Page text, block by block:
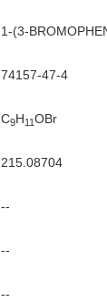
1-(3-
74157-47-4
C9H11OBr
215.08704
--
--
--